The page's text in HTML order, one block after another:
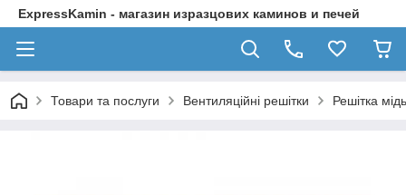
ExpressKamin - магазин изразцових каминов и печей
Товари та послуги Вентиляційні решітки Решітка